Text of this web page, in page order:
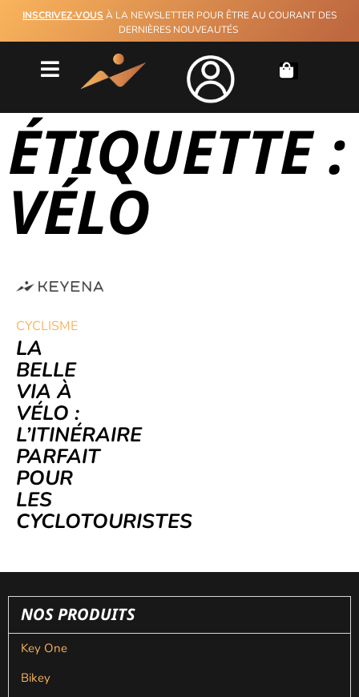
INSCRIVEZ-VOUS À LA NEWSLETTER POUR ÊTRE AU COURANT DES
DERNIÈRES NOUVEAUTÉS
ÉTIQUETTE :
VÉLO
CYCLISME
LA
BELLE
VIA À
VÉLO :
L’ITINÉRAIRE
PARFAIT
POUR
LES
CYCLOTOURISTES
NOS PRODUITS
Key One
Bikey